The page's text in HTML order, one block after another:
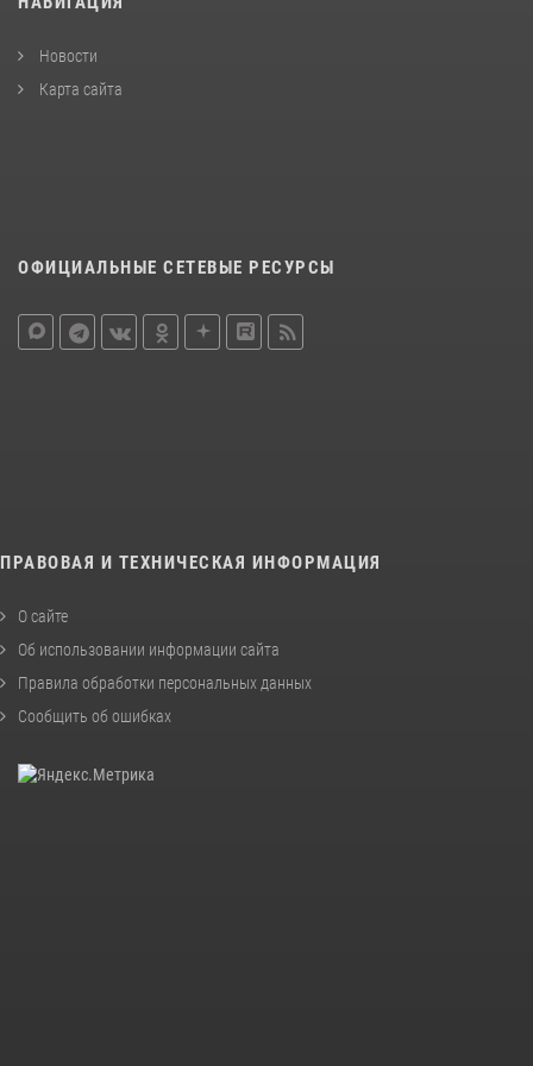
Новости
Карта сайта
ОФИЦИАЛЬНЫЕ СЕТЕВЫЕ РЕСУРСЫ
ПРАВОВАЯ И ТЕХНИЧЕСКАЯ ИНФОРМАЦИЯ
О сайте
Об использовании информации сайта
Правила обработки персональных данных
Сообщить об ошибках